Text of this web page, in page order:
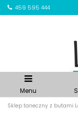
459 595 444
Menu
Sklep taneczny z butami